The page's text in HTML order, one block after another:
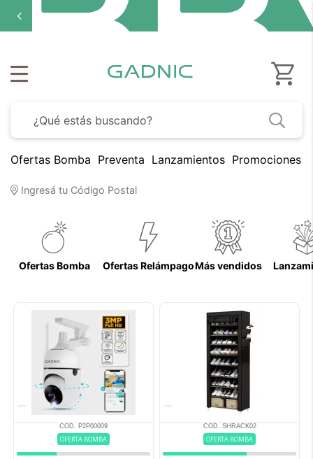
Ofertas Bomba Preventa Lanzamientos Promociones
Ingresá tu Código Postal
Ofertas Bomba Ofertas RelámpagoMás vendidos
COD. P2P00009
OFERTA BOMBA
COD. SHRACK02
OFERTA BOMBA